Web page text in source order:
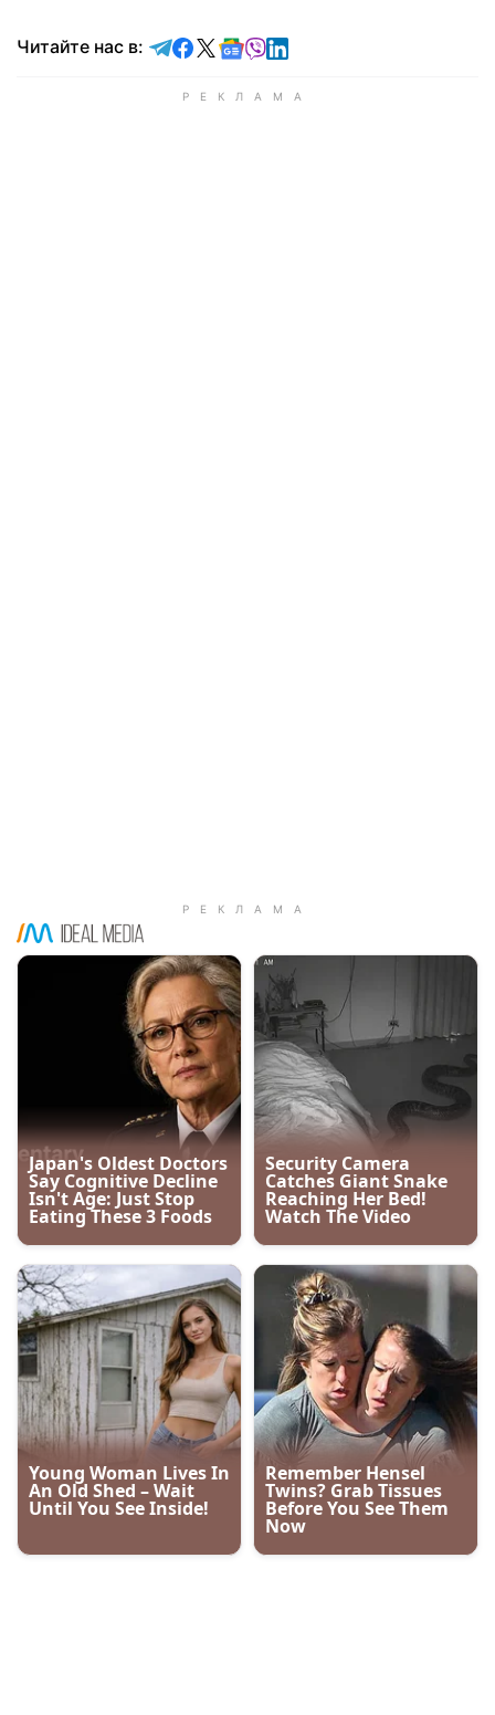
Читайте нас в: Читайте в Telegram
Читайте в Facebook
Читайте в X
Читайте в Google news
Читайте в Viber
Читайте в LinkedIn